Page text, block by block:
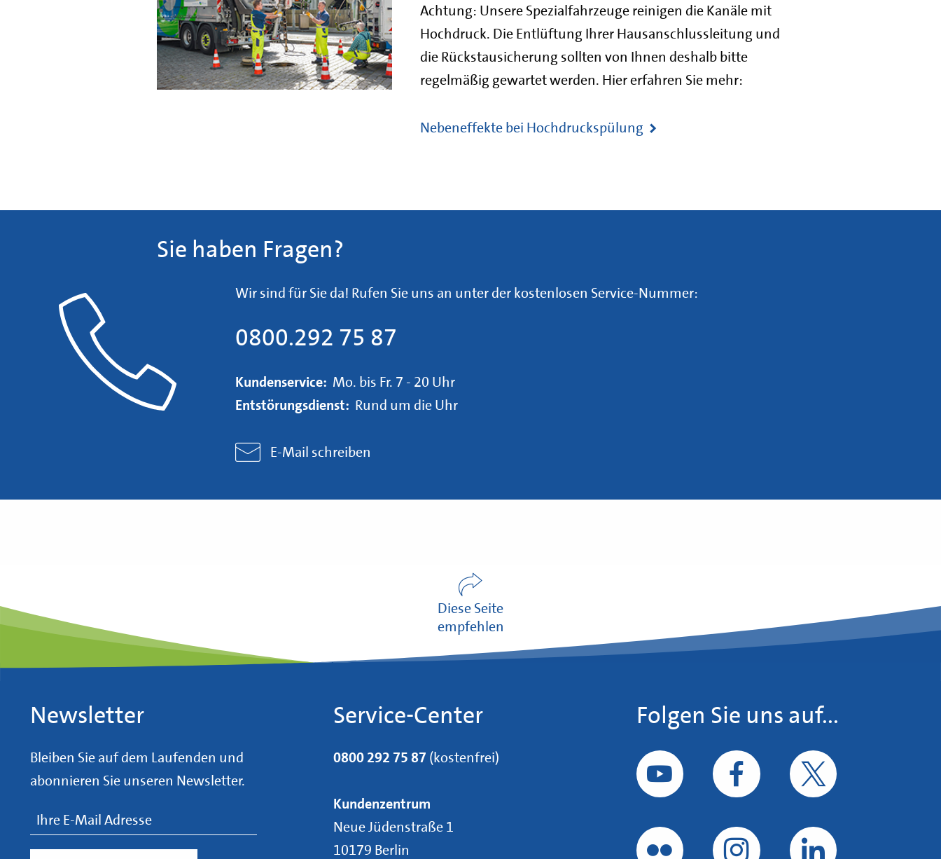
Achtung: Unsere Spezialfahrzeuge reinigen die Kanäle mit
Hochdruck. Die Entlüftung Ihrer Hausanschlussleitung und
die Rückstausicherung sollten von Ihnen deshalb bitte
regelmäßig gewartet werden. Hier erfahren Sie mehr:
Nebeneffekte bei Hochdruckspülung
Sie haben Fragen?
Wir sind für Sie da! Rufen Sie uns an unter der kostenlosen Service-Nummer:
0800.292 75 87
Kundenservice: Mo. bis Fr. 7 - 20 Uhr
Entstörungsdienst: Rund um die Uhr
E-Mail schreiben
Diese Seite
empfehlen
Newsletter
Bleiben Sie auf dem Laufenden und
abonnieren Sie unseren Newsletter.
Service-Center
0800 292 75 87 (kostenfrei)
Kundenzentrum
Neue Jüdenstraße 1
10179 Berlin
Folgen Sie uns auf...